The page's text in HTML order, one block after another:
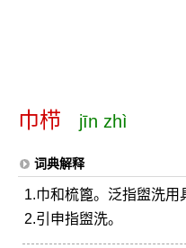
巾栉 jīn zhì
词典解释
1.巾和梳篦。泛指盥洗用
2.引申指盥洗。